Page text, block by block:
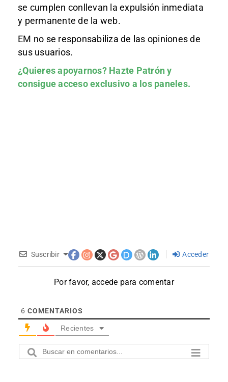
se cumplen conllevan la expulsión inmediata
y permanente de la web.
EM no se responsabiliza de las opiniones de
sus usuarios.
¿Quieres apoyarnos? Hazte Patróny
consigue acceso exclusivo a los paneles.
Suscribir Acceder
Por favor, accede para comentar
6 COMENTARIOS
Recientes